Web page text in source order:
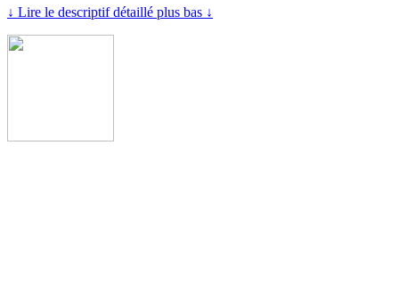
↓ Lire le descriptif détaillé plus bas ↓